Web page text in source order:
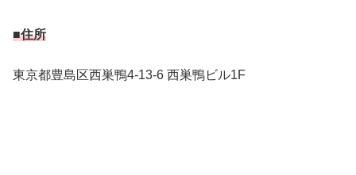
■住所
東京都豊島区西巣鴨4-13-6 西巣鴨ビル1F